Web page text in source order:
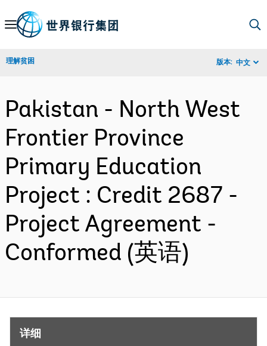
Skip
Navigation
理解贫困 版本: 中文
Pakistan - North West
Frontier Province
Primary Education
Project : Credit 2687 -
Project Agreement -
Conformed (英语)
详细